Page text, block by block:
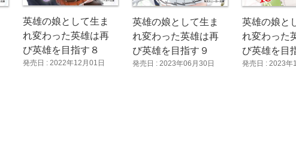
英雄の娘として生ま
れ変わった英雄は再
び英雄を目指す８
発売日 : 2022年12月01日
英雄の娘として生ま
れ変わった英雄は再
び英雄を目指す９
発売日 : 2023年06月30日
英雄の娘と
れ変わった
び英雄を目
発売日 : 2023年